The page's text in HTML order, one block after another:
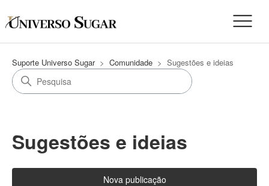
Suporte Universo Sugar Comunidade Sugestões e ideias
Sugestões e ideias
Nova publicação